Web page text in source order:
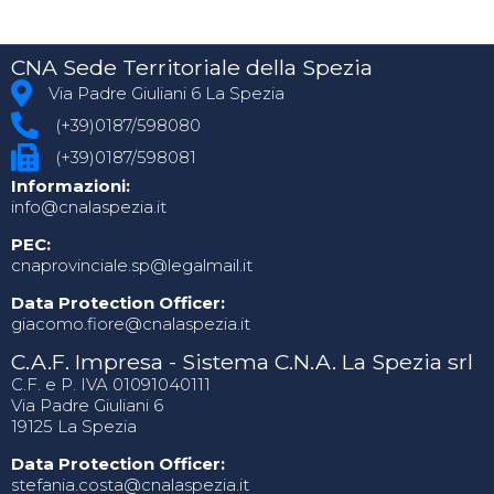
CNA Sede Territoriale della Spezia
Via Padre Giuliani 6 La Spezia
(+39)0187/598080
(+39)0187/598081
Informazioni:
info@cnalaspezia.it
PEC:
cnaprovinciale.sp@legalmail.it
Data Protection Officer:
giacomo.fiore@cnalaspezia.it
C.A.F. Impresa - Sistema C.N.A. La Spezia srl
C.F. e P. IVA 01091040111
Via Padre Giuliani 6
19125 La Spezia
Data Protection Officer:
stefania.costa@cnalaspezia.it